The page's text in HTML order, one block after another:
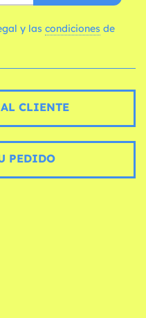
y las condiciones
CLIENTE
PEDIDO